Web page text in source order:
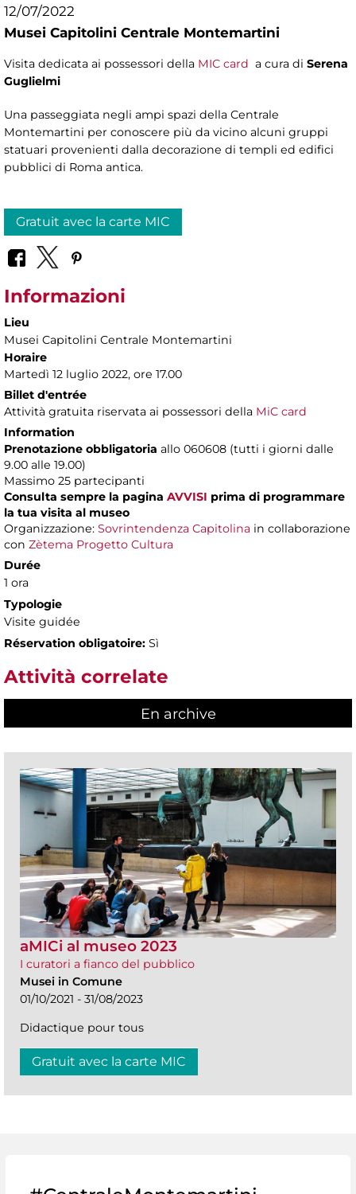
12/07/2022
Musei Capitolini Centrale Montemartini
Visita dedicata ai possessori della MIC card a cura di Serena
Guglielmi
Una passeggiata negli ampi spazi della Centrale
Montemartini per conoscere più da vicino alcuni gruppi
statuari provenienti dalla decorazione di templi ed edifici
pubblici di Roma antica.
Gratuit avec la carte MIC
Informazioni
Lieu
Musei Capitolini Centrale Montemartini
Horaire
Martedì 12 luglio 2022, ore 17.00
Billet d'entrée
Attività gratuita riservata ai possessori della MiC card
Information
Prenotazione obbligatoria allo 060608 (tutti i giorni dalle
9.00 alle 19.00)
Massimo 25 partecipanti
Consulta sempre la pagina AVVISI prima di programmare
la tua visita al museo
Organizzazione: Sovrintendenza Capitolina in collaborazione
con Zètema Progetto Cultura
Durée
1 ora
Typologie
Visite guidée
Réservation obligatoire: Sì
Attività correlate
En archive
aMICi al museo 2023
I curatori a fianco del pubblico
Musei in Comune
01/10/2021 - 31/08/2023
Didactique pour tous
Gratuit avec la carte MIC